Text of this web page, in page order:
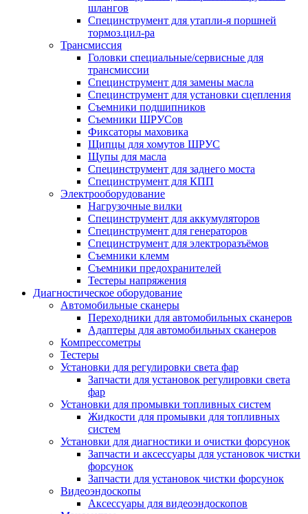
шлангов
Специнструмент для утапли-я поршней
тормоз.цил-ра
Трансмиссия
Головки специальные/сервисные для
трансмиссии
Специнструмент для замены масла
Специнструмент для установки сцепления
Съемники подшипников
Съемники ШРУСов
Фиксаторы маховика
Щипцы для хомутов ШРУС
Щупы для масла
Специнструмент для заднего моста
Специнструмент для КПП
Электрооборудование
Нагрузочные вилки
Специнструмент для аккумуляторов
Специнструмент для генераторов
Специнструмент для электроразъёмов
Съемники клемм
Съемники предохранителей
Тестеры напряжения
Диагностическое оборудование
Автомобильные сканеры
Переходники для автомобильных сканеров
Адаптеры для автомобильных сканеров
Компрессометры
Тестеры
Установки для регулировки света фар
Запчасти для установок регулировки света
фар
Установки для промывки топливных систем
Жидкости для промывки для топливных
систем
Установки для диагностики и очистки форсунок
Запчасти и аксессуары для установок чистки
форсунок
Запчасти для установок чистки форсунок
Видеоэндоскопы
Аксессуары для видеоэндоскопов